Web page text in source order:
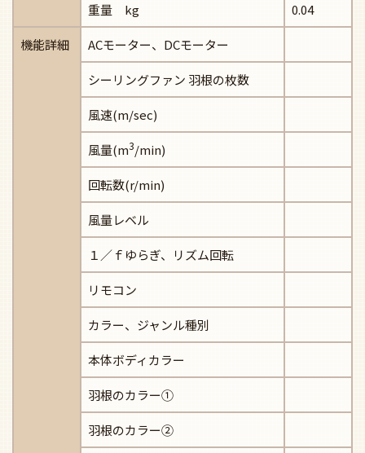
重量 kg 0.04
機能詳細 ACモーター、DCモーター
シーリングファン 羽根の枚数
風速(m/sec)
風量(m3/min)
回転数(r/min)
風量レベル
１／ｆゆらぎ、リズム回転
リモコン
カラー、ジャンル種別
本体ボディカラー
羽根のカラー①
羽根のカラー②